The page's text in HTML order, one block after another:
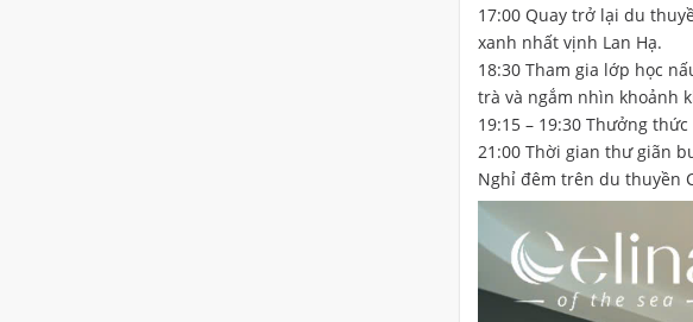
17:00 Quay trở lại du
xanh nhất vịnh Lan Hạ.
18:30 Tham gia lớp học
trà và ngắm nhìn khoảnh
19:15 – 19:30 Thưởng
21:00 Thời gian thư giãn
Nghỉ đêm trên du thuyền